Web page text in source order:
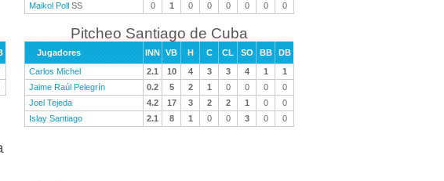
Maikol Poll SS 0 1 0 0 0 0 0 0
Pitcheo Santiago de Cuba
Jugadores INN VB H C CL SO BB
DB
Carlos Michel
2.1 10 4 3 3 4 1
1
Jaime Raúl Pelegrín
0.2 5 2 1 0 0 0
0
Joel Tejeda
4.2 17 3 2 2 1 0
0
Islay Santiago
2.1 8 1 0 0 3 0 0